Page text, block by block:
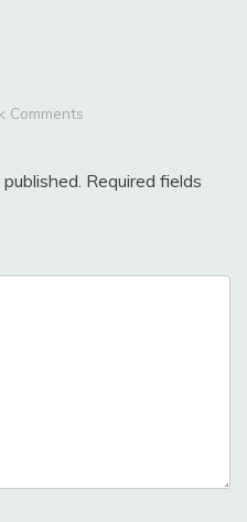
Comments
Required fields